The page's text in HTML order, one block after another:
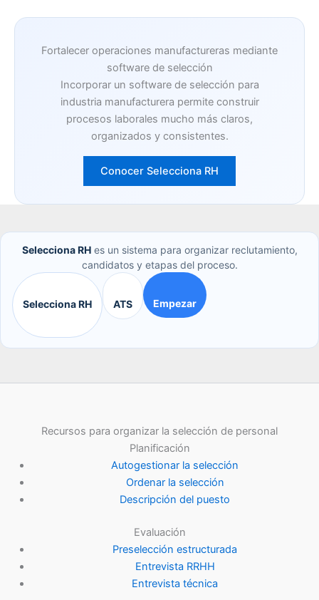
Fortalecer operaciones manufactureras mediante
software de selección
Incorporar un software de selección para
industria manufacturera permite construir
procesos laborales mucho más claros,
organizados y consistentes.
Conocer Selecciona RH
Selecciona RHes un sistema para organizar reclutamiento,
candidatos y etapas del proceso.
Selecciona RH ATS Empezar
Recursos para organizar la selección de personal
Planificación
Autogestionar la selección
Ordenar la selección
Descripción del puesto
Evaluación
Preselección estructurada
Entrevista RRHH
Entrevista técnica